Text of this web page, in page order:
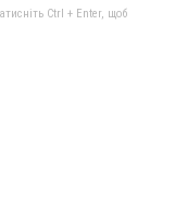
Ctrl + Enter, щоб